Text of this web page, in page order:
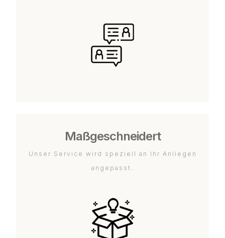
Maßgeschneidert
Unser Service wird speziell an Ihr Anliegen
angepasst.